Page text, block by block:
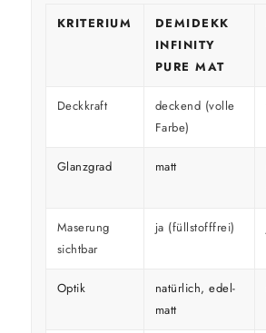
KRITERIUM
DEMIDEKK
INFINITY
PURE MAT
Deckkraft
deckend (volle
Farbe)
Glanzgrad matt
Maserung
sichtbar
ja (füllstofffrei)
Optik
natürlich, edel-
matt